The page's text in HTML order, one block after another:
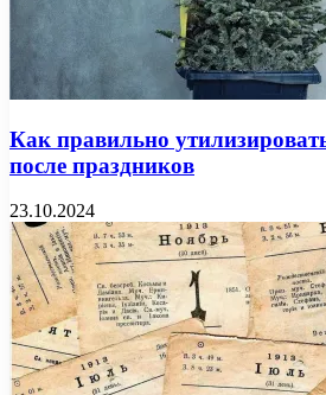
Как правильно
после праздников
23.10.2024